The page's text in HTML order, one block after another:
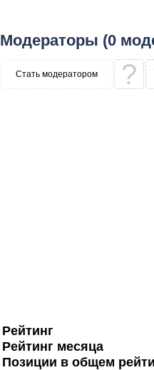
Модераторы (0
Стать модератором ?
Рейтинг
Рейтинг месяца
Позиции в общем